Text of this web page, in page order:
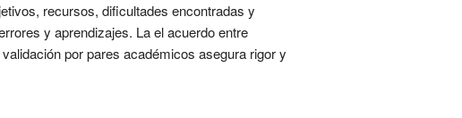
recursos, dificultades encontradas y
y aprendizajes. La el acuerdo entre
por pares académicos asegura rigor y